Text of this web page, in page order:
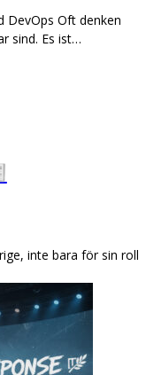
DevOps Oft denken
sind. Es ist…
inte bara för sin roll